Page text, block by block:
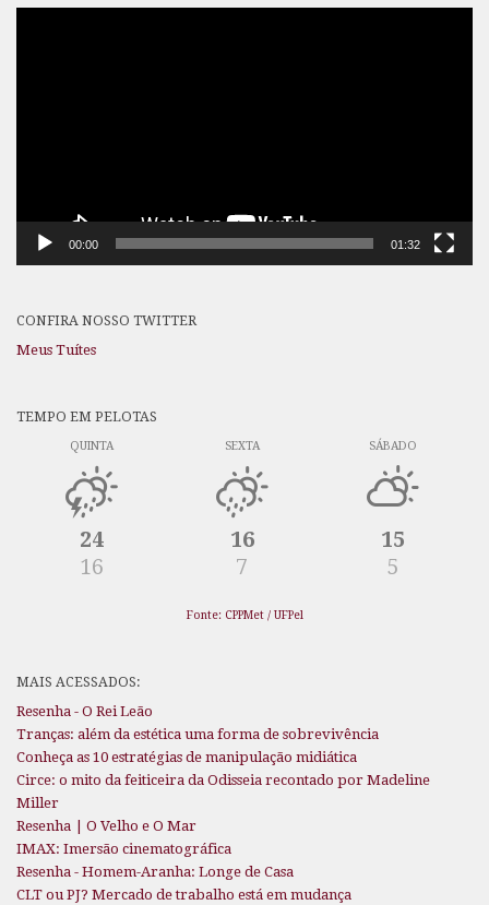
00:00 01:32
CONFIRA NOSSO TWITTER
Meus Tuítes
TEMPO EM PELOTAS
QUINTA
24
16
SEXTA
16
7
SÁBADO
15
5
Fonte: CPPMet / UFPel
MAIS ACESSADOS:
Resenha - O Rei Leão
Tranças: além da estética uma forma de sobrevivência
Conheça as 10 estratégias de manipulação midiática
Circe: o mito da feiticeira da Odisseia recontado por Madeline
Miller
Resenha | O Velho e O Mar
IMAX: Imersão cinematográfica
Resenha - Homem-Aranha: Longe de Casa
CLT ou PJ? Mercado de trabalho está em mudança